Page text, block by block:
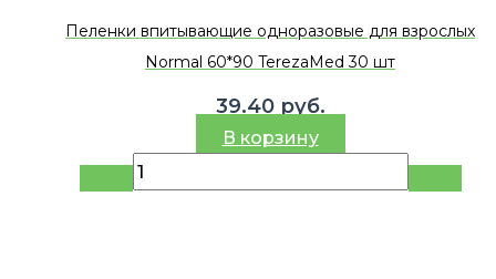
Пеленки впитывающие одноразовые для взрослых
Normal 60*90 TerezaMed 30 шт
39.40 руб.
В корзину